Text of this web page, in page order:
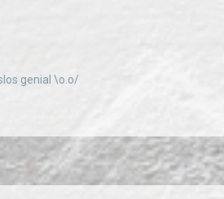
genial \o.o/